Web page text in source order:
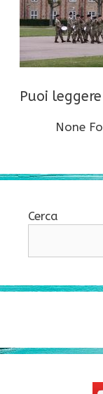
Puoi
None
Cerca